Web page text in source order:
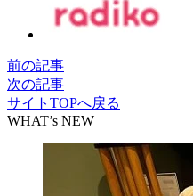
前の記事
次の記事
サイトTOPへ戻る
WHAT’s NEW